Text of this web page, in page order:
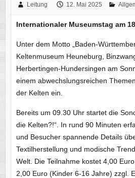
Leitung 12. Mai 2025
Internationaler Museumstag am
Unter dem Motto „Baden-
Keltenmuseum Heuneburg,
Herbertingen-Hundersingen am
einem abwechslungsreichen
der Kelten ein.
Bereits um 09.30 Uhr startet die
die Kelten?!“. In rund 90 Minuten
und Besucher spannende Details
Textilherstellung und modische
Welt. Die Teilnahme kostet 4,00
2,00 Euro (Kinder 6-16 Jahre) zzgl.